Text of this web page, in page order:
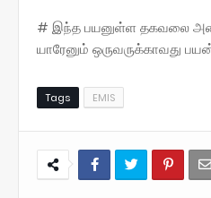
# இந்த பயனுள்ள தகவலை
யாரேனும் ஒருவருக்காவது
Tags EMIS